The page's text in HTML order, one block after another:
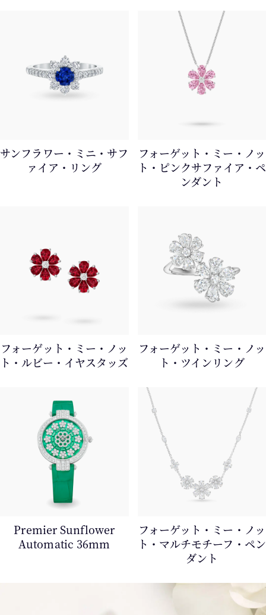
サンフラワー・ミニ・サフ
ァイア・リング
フォーゲット・ミー・ノッ
ト・ピンクサファイア・ペ
ンダント
フォーゲット・ミー・ノッ
ト・ルビー・イヤスタッズ
フォーゲット・ミー・ノッ
ト・ツインリング
Premier Sunflower
Automatic 36mm
フォーゲット・ミー・ノッ
ト・マルチモチーフ・ペン
ダント